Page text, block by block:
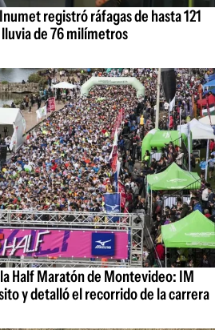
registró ráfagas de hasta 121
de 76 milímetros
Half Maratón de Montevideo: IM
y detalló el recorrido de la carrera